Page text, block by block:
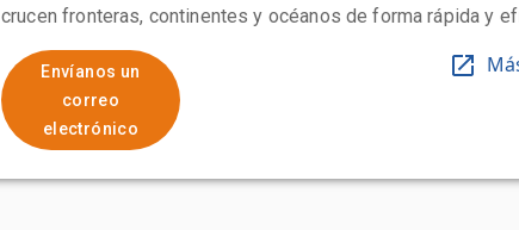
crucen fronteras, continentes y océanos de forma rápida y
Envíanos un
correo
electrónico